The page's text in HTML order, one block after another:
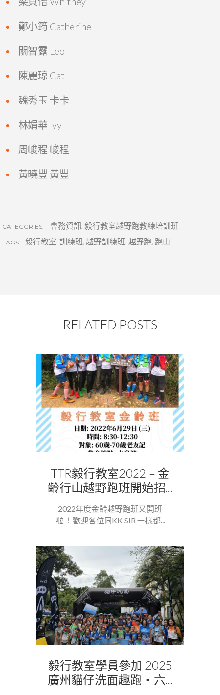
鄭小筠 Catherine
關智露 Leo
陳麗琼 Cat
魏秀玉 卡卡
林娟華 Ivy
周峻程 峻程
黃曉豐 黃豐
CATEGORIES: 會務資訊 毅行教室越野跑教練培訓班
TAGS: 毅行教室 訓練班 越野訓練班 越野跑 跑山
RELATED POSTS
TTR毅行教室2022 – 金
齡行山越野跑班開始招...
2022年度金齡越野跑班又開班
啦 ！歡迎各位同KK SIR 一樣都...
毅行教室學員參加 2025
廣州貓仔洗面趣跑・六...